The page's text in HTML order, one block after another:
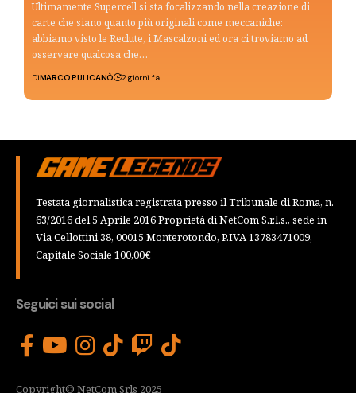
Ultimamente Supercell si sta focalizzando nella creazione di
carte che siano quanto più originali come meccaniche:
abbiamo visto le Reclute, i Mascalzoni ed ora ci troviamo ad
osservare qualcosa che…
DiMARCO PULICANÒ 2 giorni fa
Testata giornalistica registrata presso il Tribunale di Roma, n.
63/2016 del 5 Aprile 2016 Proprietà di NetCom S.r.l.s., sede in
Via Cellottini 38, 00015 Monterotondo, P.IVA 13783471009,
Capitale Sociale 100,00€
Seguici sui social
Copyright© NetCom Srls 2025